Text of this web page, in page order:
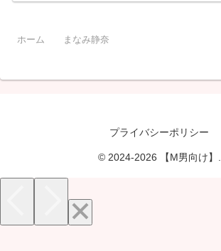
ホーム まなみ静奈
プライバシーポリシー
© 2024-2026 【M男向け】.